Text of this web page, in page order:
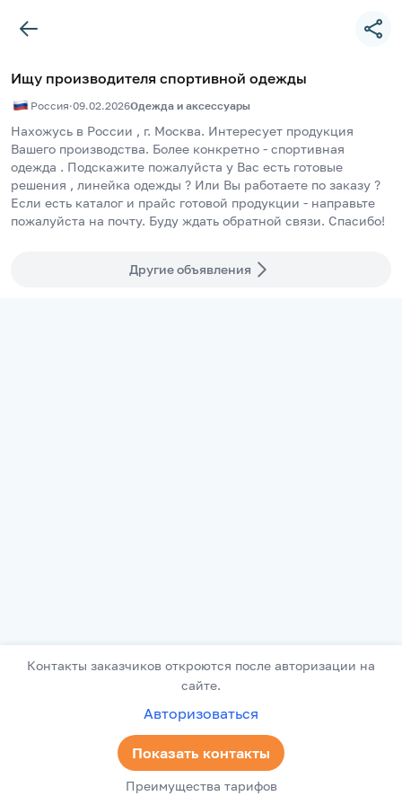
Ищу производителя спортивной одежды
Россия·09.02.2026Одежда и аксессуары
Нахожусь в России , г. Москва. Интересует продукция
Вашего производства. Более конкретно - спортивная
одежда . Подскажите пожалуйста у Вас есть готовые
решения , линейка одежды ? Или Вы работаете по заказу ?
Если есть каталог и прайс готовой продукции - направьте
пожалуйста на почту. Буду ждать обратной связи. Спасибо!
Другие объявления
Контакты заказчиков откроются после авторизации на
сайте.
Авторизоваться
Показать контакты
Преимущества тарифов